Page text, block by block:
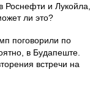
Роснефти и Лукойла,
ли это?
поговорили по
в Будапеште.
встречи на